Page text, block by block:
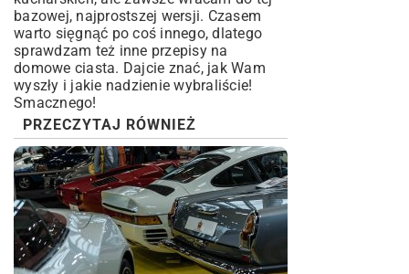
bazowej, najprostszej wersji. Czasem
warto sięgnąć po coś innego, dlatego
sprawdzam też inne przepisy na
domowe ciasta. Dajcie znać, jak Wam
wyszły i jakie nadzienie wybraliście!
Smacznego!
PRZECZYTAJ RÓWNIEŻ